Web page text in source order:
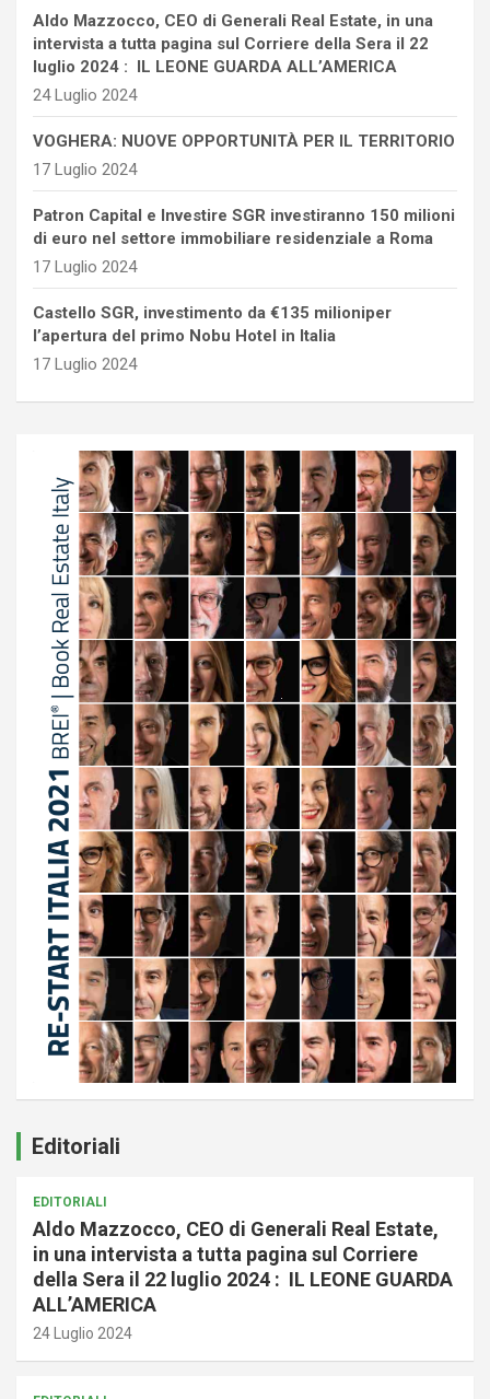
Aldo Mazzocco, CEO di Generali Real Estate, in una
intervista a tutta pagina sul Corriere della Sera il 22
luglio 2024 : IL LEONE GUARDA ALL’AMERICA
24 Luglio 2024
VOGHERA: NUOVE OPPORTUNITÀ PER IL TERRITORIO
17 Luglio 2024
Patron Capital e Investire SGR investiranno 150 milioni
di euro nel settore immobiliare residenziale a Roma
17 Luglio 2024
Castello SGR, investimento da €135 milioniper
l’apertura del primo Nobu Hotel in Italia
17 Luglio 2024
Editoriali
EDITORIALI
Aldo Mazzocco, CEO di Generali Real Estate,
in una intervista a tutta pagina sul Corriere
della Sera il 22 luglio 2024 : IL LEONE GUARDA
ALL’AMERICA
24 Luglio 2024